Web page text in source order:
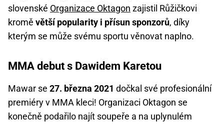
slovenské Organizace Oktagon zajistil Růžičkovi
kromě větší popularity i přísun sponzorů, díky
kterým se může svému sportu věnovat naplno.
MMA debut s Dawidem Karetou
Mawar se 27. března 2021 dočkal své profesionální
premiéry v MMA kleci! Organizaci Oktagon se
konečně podařilo najít soupeře a na uplynulém